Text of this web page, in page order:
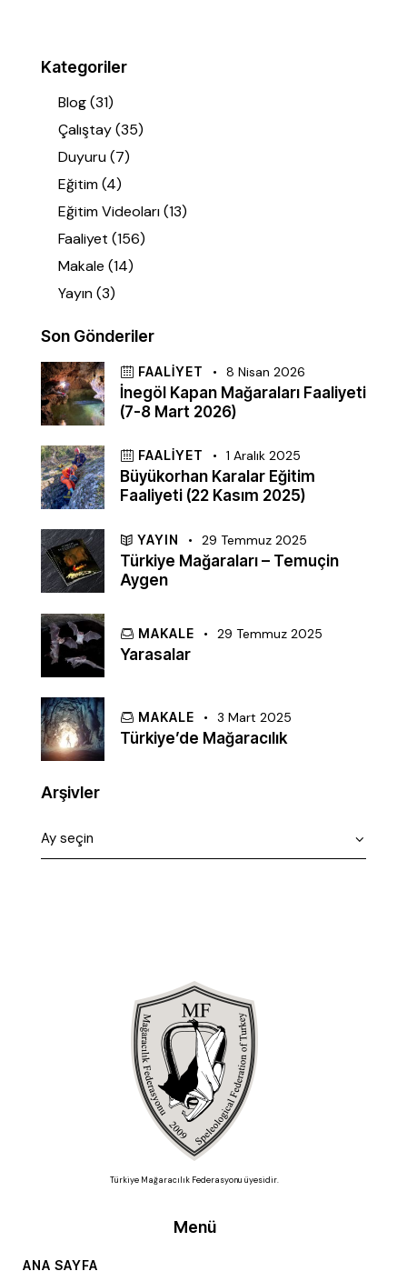
Kategoriler
Blog(31)
Çalıştay(35)
Duyuru(7)
Eğitim(4)
Eğitim Videoları(13)
Faaliyet (156)
Makale (14)
Yayın(3)
Son Gönderiler
FAALIYET 8 Nisan 2026
İnegöl Kapan Mağaraları Faaliyeti
(7-8 Mart 2026)
FAALIYET 1 Aralık 2025
Büyükorhan Karalar Eğitim
Faaliyeti (22 Kasım 2025)
YAYIN 29 Temmuz 2025
Türkiye Mağaraları – Temuçin
Aygen
MAKALE 29 Temmuz 2025
Yarasalar
MAKALE 3 Mart 2025
Türkiye’de Mağaracılık
Arşivler
Türkiye Mağaracılık Federasyonu üyesidir.
Menü
ANA SAYFA